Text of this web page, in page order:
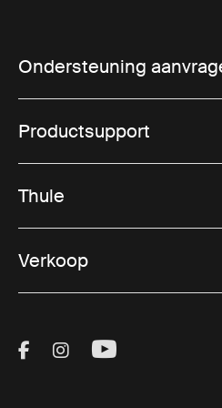
Ondersteuning
Productsupport
Thule
Verkoop
Visit Thule on
Visit Thule on
Visit Thule